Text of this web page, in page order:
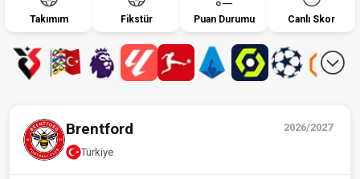
Takımım Fikstür Puan Durumu Canlı Skor
2026/2027
Brentford
Türkiye